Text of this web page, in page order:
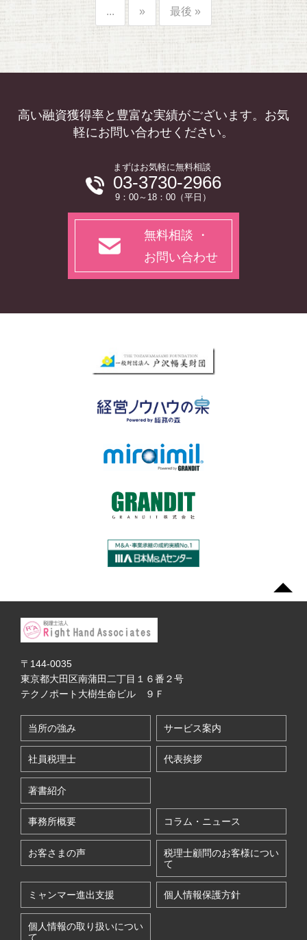
... » 最後 »
高い融資獲得率と豊富な実績がございます。お気
軽にお問い合わせください。
まずはお気軽に無料相談
03-3730-2966
9：00～18：00（平日）
無料相談 ・
お問い合わせ
〒144-0035
東京都大田区南蒲田二丁目１６番２号
テクノポート大樹生命ビル ９Ｆ
当所の強み サービス案内
社員税理士 代表挨拶
著書紹介
事務所概要 コラム・ニュース
お客さまの声
税理士顧問のお客様につい
て
ミャンマー進出支援 個人情報保護方針
個人情報の取り扱いについ
て